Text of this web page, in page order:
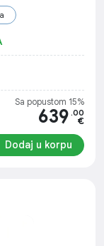
5.3, NFC,
senzor
Sa popustom 15%
639 .00
€
Dodaj u korpu